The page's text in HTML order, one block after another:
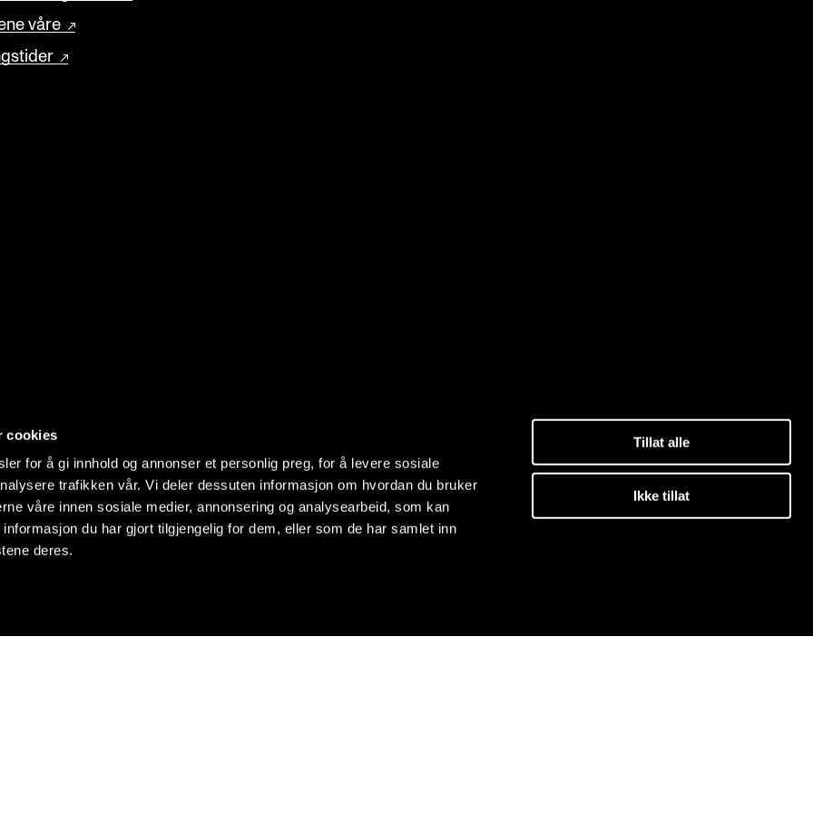
cookies
for å gi innhold og annonser et personlig preg, for å levere sosiale
trafikken vår. Vi deler dessuten informasjon om hvordan du bruker
våre innen sosiale medier, annonsering og analysearbeid, som kan
du har gjort tilgjengelig for dem, eller som de har samlet inn
deres.
Tillat alle
Ikke tillat
våre